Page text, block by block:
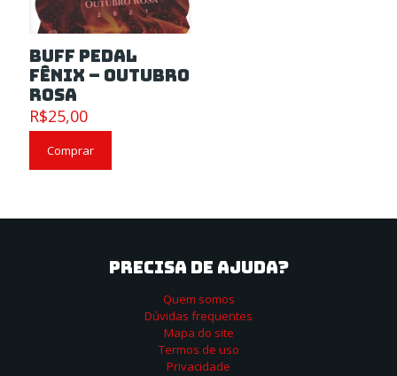
Buff Pedal
Fênix – Outubro
Rosa
R$25,00
Comprar
PRECISA DE AJUDA?
Quem somos
Dúvidas frequentes
Mapa do site
Termos de uso
Privacidade